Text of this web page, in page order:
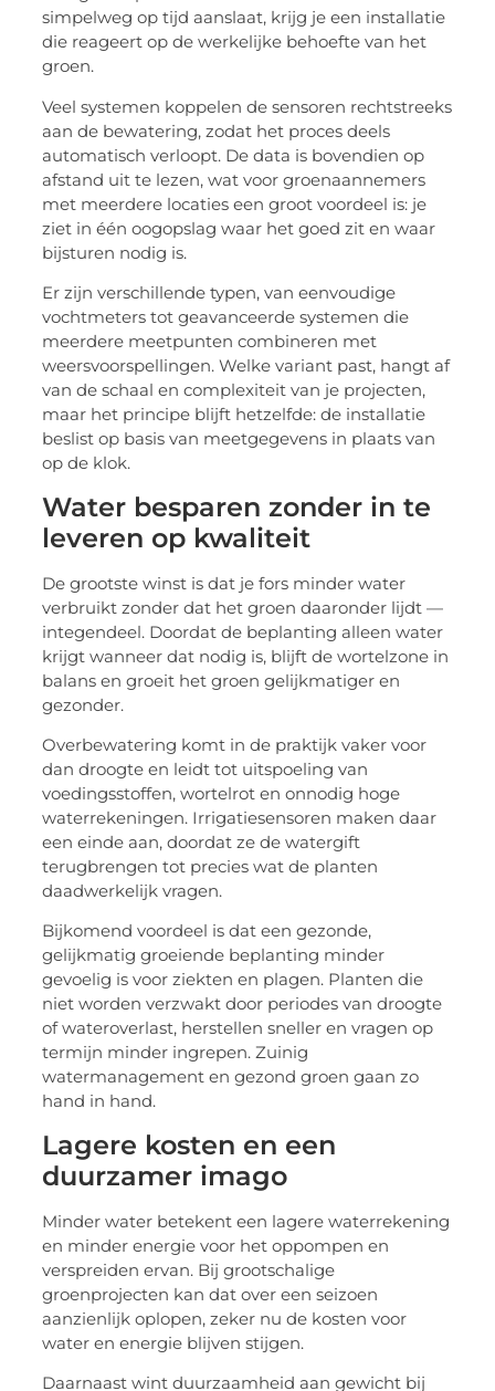
simpelweg op tijd aanslaat, krijg je een installatie
die reageert op de werkelijke behoefte van het
groen.
Veel systemen koppelen de sensoren rechtstreeks
aan de bewatering, zodat het proces deels
automatisch verloopt. De data is bovendien op
afstand uit te lezen, wat voor groenaannemers
met meerdere locaties een groot voordeel is: je
ziet in één oogopslag waar het goed zit en waar
bijsturen nodig is.
Er zijn verschillende typen, van eenvoudige
vochtmeters tot geavanceerde systemen die
meerdere meetpunten combineren met
weersvoorspellingen. Welke variant past, hangt af
van de schaal en complexiteit van je projecten,
maar het principe blijft hetzelfde: de installatie
beslist op basis van meetgegevens in plaats van
op de klok.
Water besparen zonder in te
leveren op kwaliteit
De grootste winst is dat je fors minder water
verbruikt zonder dat het groen daaronder lijdt —
integendeel. Doordat de beplanting alleen water
krijgt wanneer dat nodig is, blijft de wortelzone in
balans en groeit het groen gelijkmatiger en
gezonder.
Overbewatering komt in de praktijk vaker voor
dan droogte en leidt tot uitspoeling van
voedingsstoffen, wortelrot en onnodig hoge
waterrekeningen. Irrigatiesensoren maken daar
een einde aan, doordat ze de watergift
terugbrengen tot precies wat de planten
daadwerkelijk vragen.
Bijkomend voordeel is dat een gezonde,
gelijkmatig groeiende beplanting minder
gevoelig is voor ziekten en plagen. Planten die
niet worden verzwakt door periodes van droogte
of wateroverlast, herstellen sneller en vragen op
termijn minder ingrepen. Zuinig
watermanagement en gezond groen gaan zo
hand in hand.
Lagere kosten en een
duurzamer imago
Minder water betekent een lagere waterrekening
en minder energie voor het oppompen en
verspreiden ervan. Bij grootschalige
groenprojecten kan dat over een seizoen
aanzienlijk oplopen, zeker nu de kosten voor
water en energie blijven stijgen.
Daarnaast wint duurzaamheid aan gewicht bij